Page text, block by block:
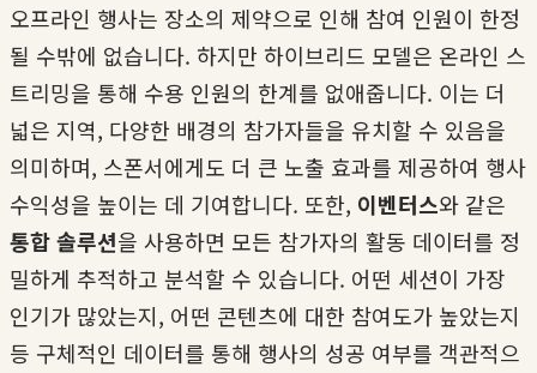
오프라인 행사는 장소의 제약으로 인해 참여 인원이 한정
될 수밖에 없습니다. 하지만 하이브리드 모델은 온라인 스
트리밍을 통해 수용 인원의 한계를 없애줍니다. 이는 더
넓은 지역, 다양한 배경의 참가자들을 유치할 수 있음을
의미하며, 스폰서에게도 더 큰 노출 효과를 제공하여 행사
수익성을 높이는 데 기여합니다. 또한, 이벤터스와 같은
통합 솔루션을 사용하면 모든 참가자의 활동 데이터를 정
밀하게 추적하고 분석할 수 있습니다. 어떤 세션이 가장
인기가 많았는지, 어떤 콘텐츠에 대한 참여도가 높았는지
등 구체적인 데이터를 통해 행사의 성공 여부를 객관적으